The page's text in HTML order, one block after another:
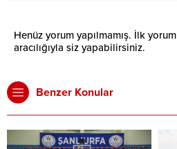
Henüz yorum yapılmamış. İlk
aracılığıyla siz yapabilirsiniz.
Benzer Konular